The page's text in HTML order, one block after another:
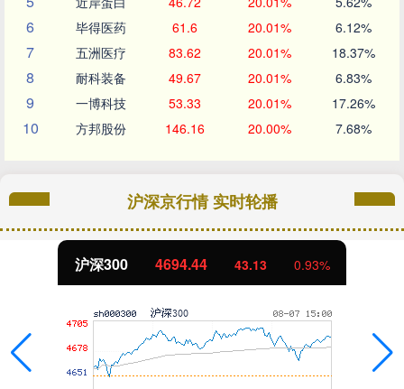
6 毕得医药 61.6 20.01% 6.12%
7 五洲医疗 83.62 20.01% 18.37%
8 耐科装备 49.67 20.01% 6.83%
9 一博科技 53.33 20.01% 17.26%
10 方邦股份 146.16 20.00% 7.68%
沪深京行情 实时轮播
北证50 1134.24 11.37 1.01%